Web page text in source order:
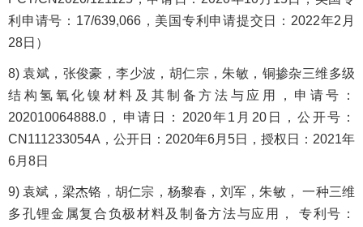
利申请号：17/639,066，美国专利申请提交日：2022年2月
28日）
8) 袁斌，张俊豪，李少波，胡仁宗，朱敏，铜掺杂三维多级
结构氢氧化镍材料及其制备方法与应用，申请号：
202010064888.0，申请日：2020年1月20日，公开号：
CN111233054A，公开日：2020年6月5日，授权日：2021年
6月8日
9) 袁斌，梁杰铬，胡仁宗，杨黎春，刘军，朱敏， 一种三维
多孔锂金属复合负极材料及制备方法与应用， 专利号：